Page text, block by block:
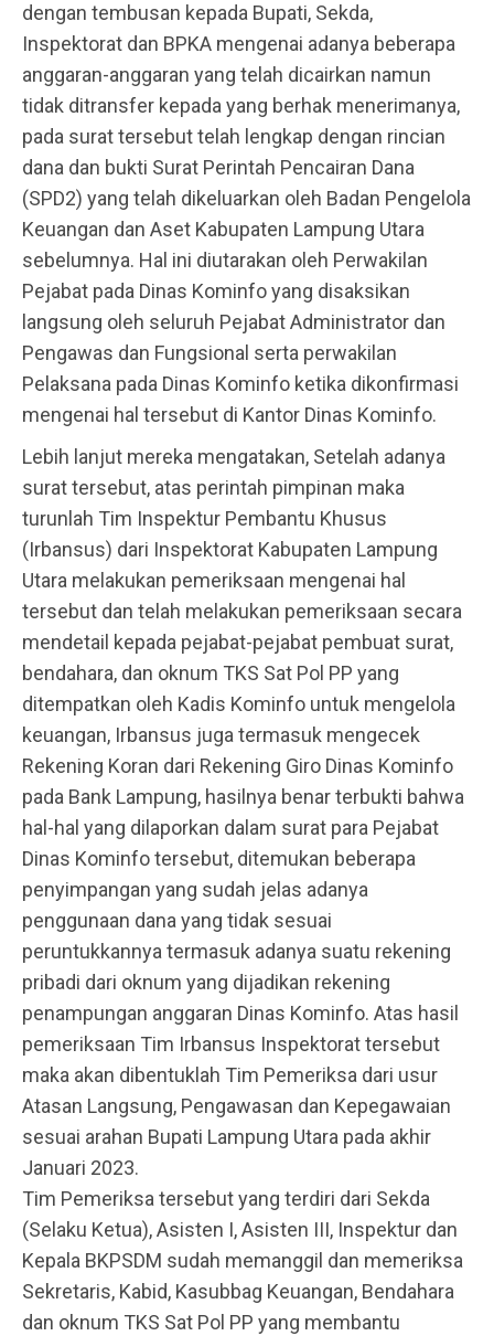
dengan tembusan kepada Bupati, Sekda,
Inspektorat dan BPKA mengenai adanya beberapa
anggaran-anggaran yang telah dicairkan namun
tidak ditransfer kepada yang berhak menerimanya,
pada surat tersebut telah lengkap dengan rincian
dana dan bukti Surat Perintah Pencairan Dana
(SPD2) yang telah dikeluarkan oleh Badan Pengelola
Keuangan dan Aset Kabupaten Lampung Utara
sebelumnya. Hal ini diutarakan oleh Perwakilan
Pejabat pada Dinas Kominfo yang disaksikan
langsung oleh seluruh Pejabat Administrator dan
Pengawas dan Fungsional serta perwakilan
Pelaksana pada Dinas Kominfo ketika dikonfirmasi
mengenai hal tersebut di Kantor Dinas Kominfo.
Lebih lanjut mereka mengatakan, Setelah adanya
surat tersebut, atas perintah pimpinan maka
turunlah Tim Inspektur Pembantu Khusus
(Irbansus) dari Inspektorat Kabupaten Lampung
Utara melakukan pemeriksaan mengenai hal
tersebut dan telah melakukan pemeriksaan secara
mendetail kepada pejabat-pejabat pembuat surat,
bendahara, dan oknum TKS Sat Pol PP yang
ditempatkan oleh Kadis Kominfo untuk mengelola
keuangan, Irbansus juga termasuk mengecek
Rekening Koran dari Rekening Giro Dinas Kominfo
pada Bank Lampung, hasilnya benar terbukti bahwa
hal-hal yang dilaporkan dalam surat para Pejabat
Dinas Kominfo tersebut, ditemukan beberapa
penyimpangan yang sudah jelas adanya
penggunaan dana yang tidak sesuai
peruntukkannya termasuk adanya suatu rekening
pribadi dari oknum yang dijadikan rekening
penampungan anggaran Dinas Kominfo. Atas hasil
pemeriksaan Tim Irbansus Inspektorat tersebut
maka akan dibentuklah Tim Pemeriksa dari usur
Atasan Langsung, Pengawasan dan Kepegawaian
sesuai arahan Bupati Lampung Utara pada akhir
Januari 2023.
Tim Pemeriksa tersebut yang terdiri dari Sekda
(Selaku Ketua), Asisten I, Asisten III, Inspektur dan
Kepala BKPSDM sudah memanggil dan memeriksa
Sekretaris, Kabid, Kasubbag Keuangan, Bendahara
dan oknum TKS Sat Pol PP yang membantu